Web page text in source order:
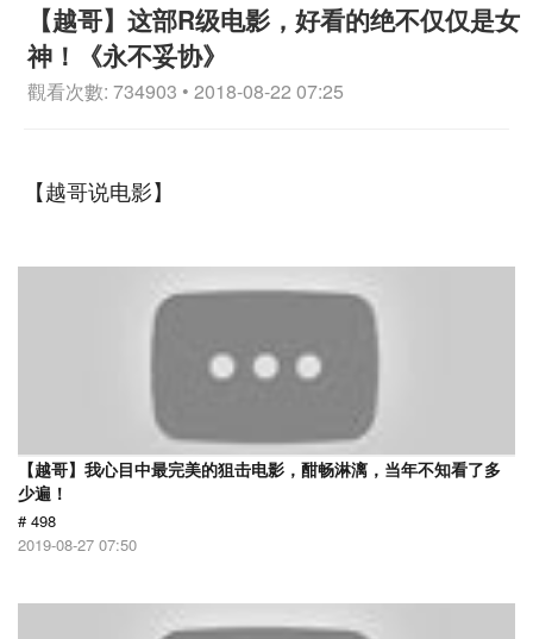
【越哥】这部R级电影，好看的绝不仅仅是女
神！《永不妥协》
觀看次數: 734903 • 2018-08-22 07:25
【越哥说电影】
【越哥】我心目中最完美的狙击电影，酣畅淋漓，当年不知看了多
少遍！
# 498
2019-08-27 07:50